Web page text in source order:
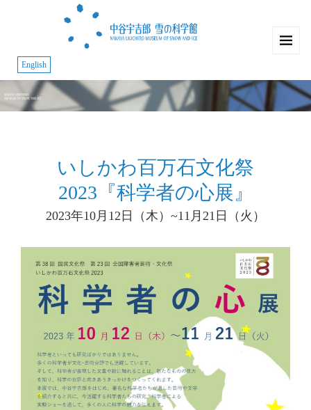
English
いしかわ百万石文化祭
2023『科学者の心展』
2023年10月12日（木）~11月21日（火）